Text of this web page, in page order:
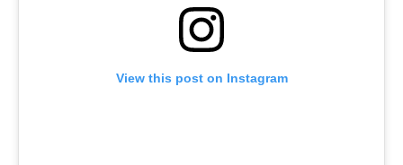
View this post on Instagram